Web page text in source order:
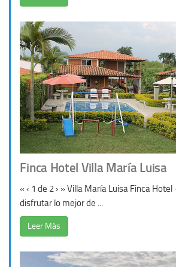
Finca Hotel Villa María Luisa
« ‹ 1 de 2 › » Villa María Luisa Finca
disfrutar lo mejor de ...
Leer Más